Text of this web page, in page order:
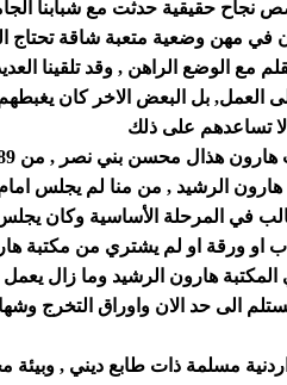
نجاح حقيقية حدثت مع شبابنا
في مهن وضعية متعبة شاقة تحتاج
مع الوضع الراهن , وقد تلقينا
العمل, بل البعض الاخر كان
هارون الرشيد , من منا لم يجلس
في المرحلة الأساسية وكان
او ورقة او لم يشتري من مكتبة
هارون الرشيد وما زال
م , لكنه لم يستلم الى حد الان واوراق
مسلمة ذات طابع ديني ,